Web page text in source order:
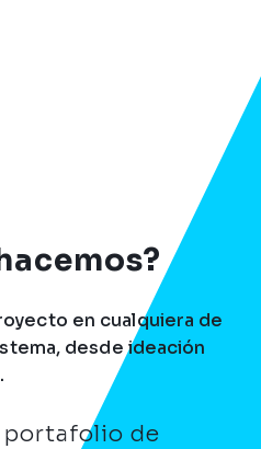
en cualquiera de
desde ideación
de